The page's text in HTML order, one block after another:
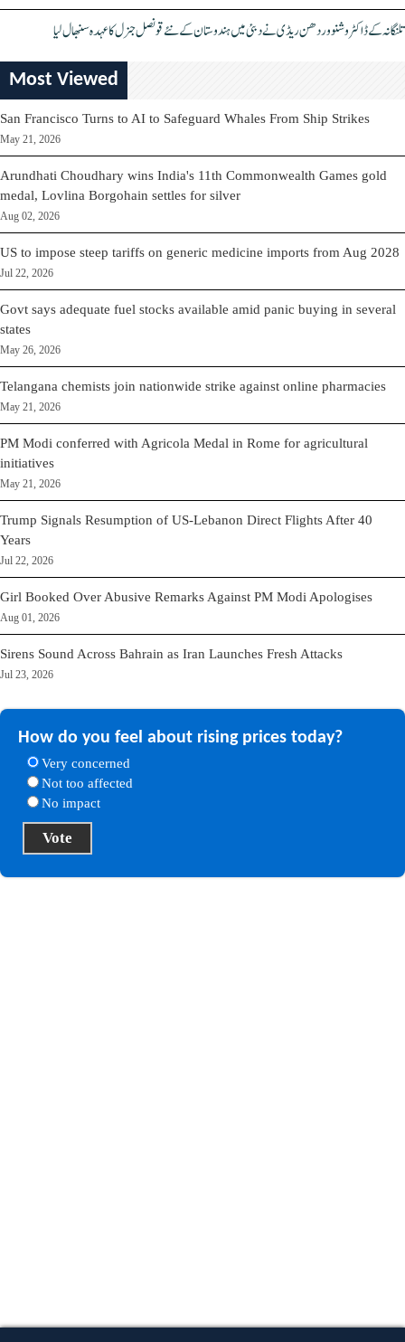
تلنگانہ کے ڈاکٹر وشنو وردھن ریڈی نے دبئی میں ہندوستان کے نئے قونصل جنرل کا عہدہ سنبھال لیا
Most Viewed
San Francisco Turns to AI to Safeguard Whales From Ship Strikes
May 21, 2026
Arundhati Choudhary wins India's 11th Commonwealth Games gold
medal, Lovlina Borgohain settles for silver
Aug 02, 2026
US to impose steep tariffs on generic medicine imports from Aug 2028
Jul 22, 2026
Govt says adequate fuel stocks available amid panic buying in several
states
May 26, 2026
Telangana chemists join nationwide strike against online pharmacies
May 21, 2026
PM Modi conferred with Agricola Medal in Rome for agricultural
initiatives
May 21, 2026
Trump Signals Resumption of US-Lebanon Direct Flights After 40
Years
Jul 22, 2026
Girl Booked Over Abusive Remarks Against PM Modi Apologises
Aug 01, 2026
Sirens Sound Across Bahrain as Iran Launches Fresh Attacks
Jul 23, 2026
How do you feel about rising prices today?
Very concerned
Not too affected
No impact